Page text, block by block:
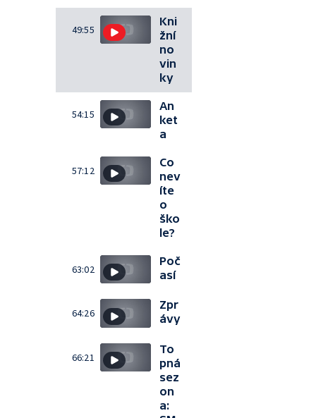
49:55
Kni
žní
no
vin
ky
54:15
An
ket
a
57:12
Co
nev
íte
o
ško
le?
63:02
Poč
así
64:26
Zpr
ávy
66:21
To
pná
sez
on
a: